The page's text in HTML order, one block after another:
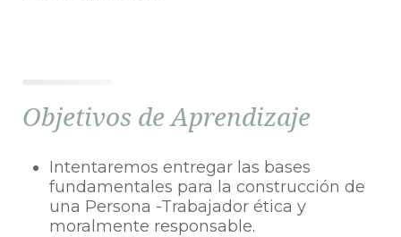
Objetivos de Aprendizaje
Intentaremos entregar las bases
fundamentales para la construcción de
una Persona -Trabajador ética y
moralmente responsable.